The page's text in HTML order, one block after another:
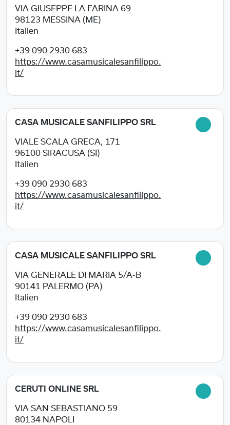
VIA GIUSEPPE LA FARINA 69
98123 MESSINA (ME)
Italien
+39 090 2930 683
https://www.casamusicalesanfilippo.
it/
CASA MUSICALE SANFILIPPO SRL
VIALE SCALA GRECA, 171
96100 SIRACUSA (SI)
Italien
+39 090 2930 683
https://www.casamusicalesanfilippo.
it/
CASA MUSICALE SANFILIPPO SRL
VIA GENERALE DI MARIA 5/A-B
90141
PALERMO (PA)
Italien
+39 090 2930 683
https://www.casamusicalesanfilippo.
it/
CERUTI ONLINE SRL
VIA SAN SEBASTIANO 59
80134 NAPOLI